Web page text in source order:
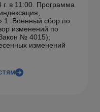
в 11:00. Программа
1. Военный сбор по
изменений по
№ 4015);
изменений